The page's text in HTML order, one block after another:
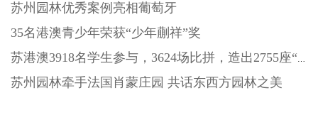
苏州园林优秀案例亮相葡萄牙
35名港澳青少年荣获“少年蒯祥”奖
苏港澳3918名学生参与，3624场比拼，造出2755座“迷你园林”
苏州园林牵手法国肖蒙庄园 共话东西方园林之美